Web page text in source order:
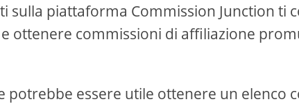
o
sulla piattaforma Commission Junction ti
ottenere commissioni di affiliazione
potrebbe essere utile ottenere un elenco